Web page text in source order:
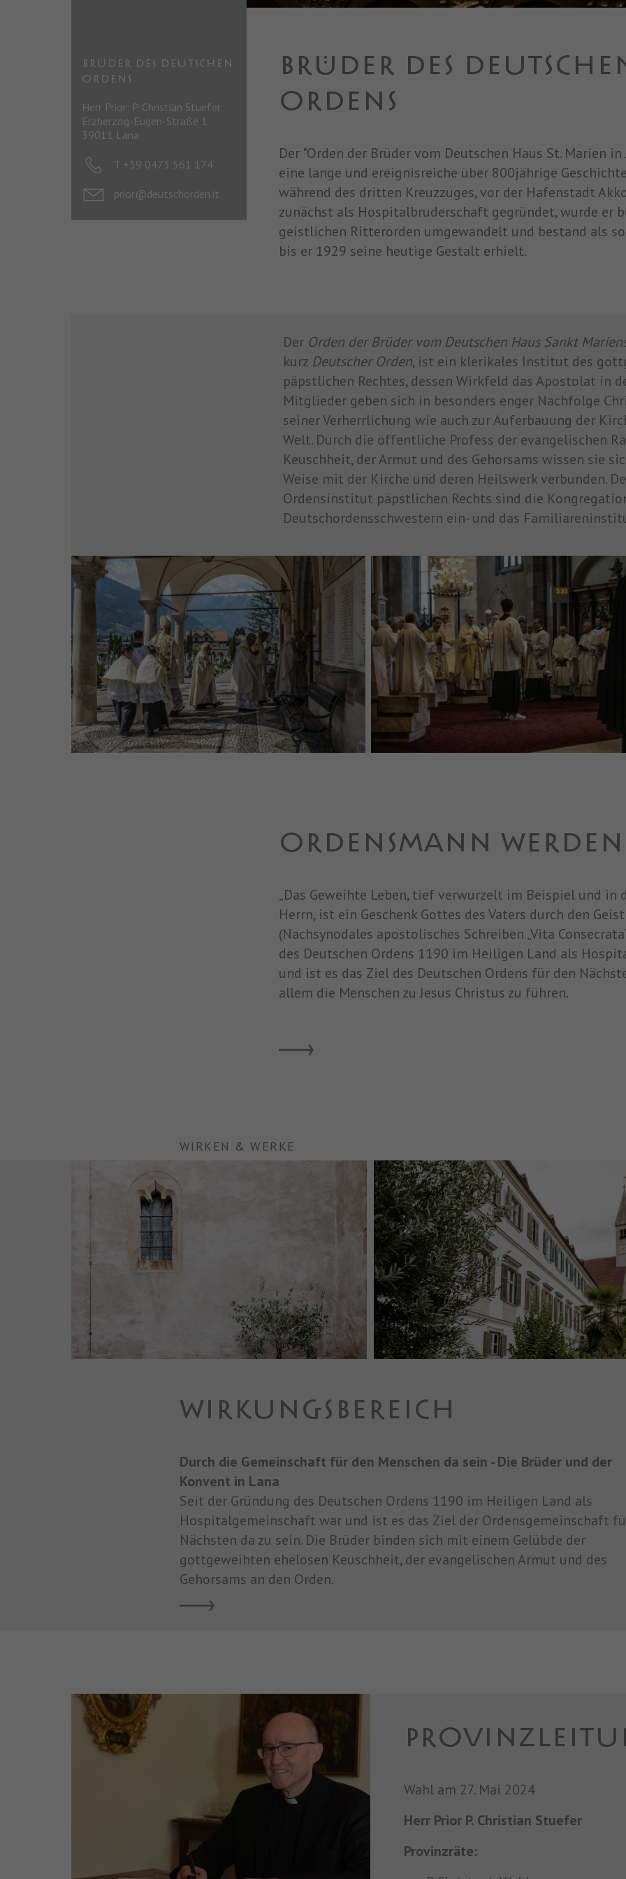
BRÜDER DES DEUTSCHEN
ORDENS
Herr Prior: P. Christian Stuefer
Erzherzog-Eugen-Straße 1
39011 Lana
T +39 0473 561 174
prior@deutschorden.it
BRÜDER DES
ORDENS
Der "Orden der Brüder vom Deutschen Haus St. Marien
eine lange und ereignisreiche über 800jährige
während des dritten Kreuzzuges, vor der Hafenstadt
zunächst als Hospitalbruderschaft gegründet, wurde er
geistlichen Ritterorden umgewandelt und bestand als
bis er 1929 seine heutige Gestalt erhielt.
Der Orden der Brüder vom Deutschen Haus Sankt
kurz Deutscher Orden, ist ein klerikales Institut des
päpstlichen Rechtes, dessen Wirkfeld das Apostolat in
Mitglieder geben sich in besonders enger Nachfolge
seiner Verherrlichung wie auch zur Auferbauung der
Welt. Durch die öffentliche Profess der evangelischen
Keuschheit, der Armut und des Gehorsams wissen sie
Weise mit der Kirche und deren Heilswerk verbunden.
Ordensinstitut päpstlichen Rechts sind die
Deutschordensschwestern ein- und das
ORDENSMANN WERDEN
„Das Geweihte Leben, tief verwurzelt im Beispiel und in
Herrn, ist ein Geschenk Gottes des Vaters durch den
(Nachsynodales apostolisches Schreiben „Vita
des Deutschen Ordens 1190 im Heiligen Land als
und ist es das Ziel des Deutschen Ordens für den
allem die Menschen zu Jesus Christus zu führen.
WIRKEN & WERKE
WIRKUNGSBEREICH
Durch die Gemeinschaft für den Menschen da sein - Die Brüder und der
Konvent in Lana
Seit der Gründung des Deutschen Ordens 1190 im Heiligen Land als
Hospitalgemeinschaft war und ist es das Ziel der Ordensgemeinschaft
Nächsten da zu sein. Die Brüder binden sich mit einem Gelübde der
gottgeweihten ehelosen Keuschheit, der evangelischen Armut und des
Gehorsams an den Orden.
Wahl am 27. Mai 2024
Herr Prior P. Christian Stuefer
Provinzräte: